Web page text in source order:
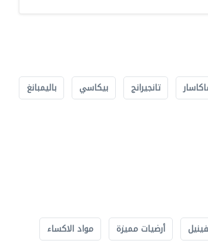
تانجيرانج بيكاسي باليمبانغ
أرضيات مميزة مواد الاكساء